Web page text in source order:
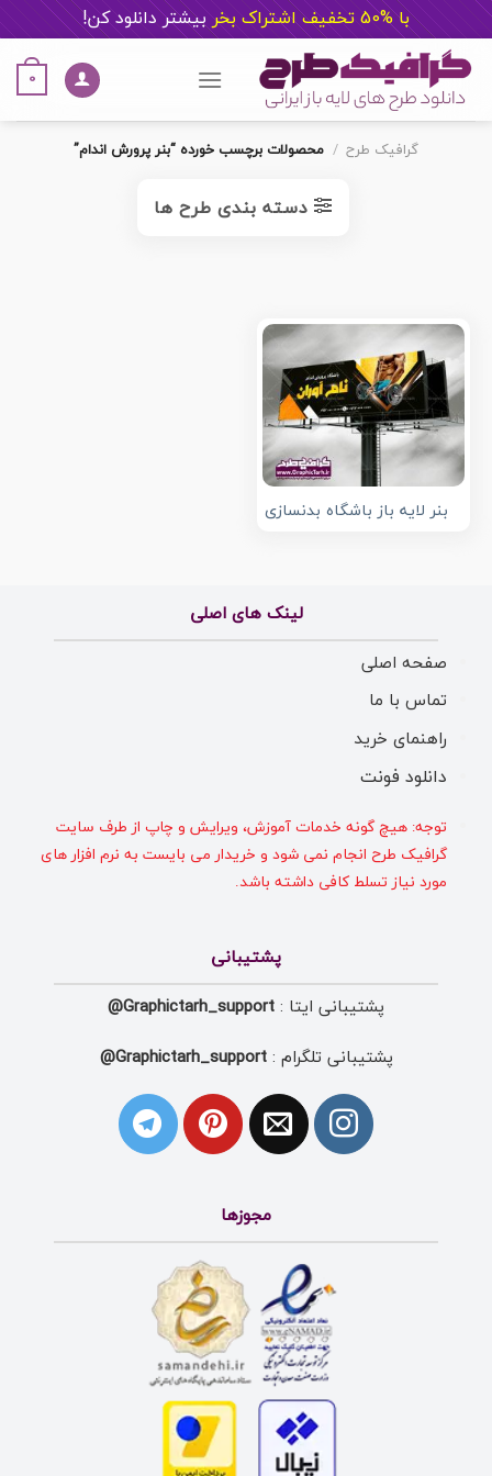
با %50 تخفیف اشتراک بخر بیشتر دانلود کن!
content
0
گرافیک طرح / محصولات برچسب خورده “بنر پرورش اندام”
دسته بندی طرح ها
بنر لایه باز باشگاه بدنسازی
لینک های اصلی
صفحه اصلی
تماس با ما
راهنمای خرید
دانلود فونت
توجه: هیچ گونه خدمات آموزش، ویرایش و چاپ از طرف سایت
گرافیک طرح انجام نمی شود و خریدار می بایست به نرم افزار های
مورد نیاز تسلط کافی داشته باشد.
پشتیبانی
پشتیبانی ایتا : Graphictarh_support@
پشتیبانی تلگرام :Graphictarh_support@
مجوزها